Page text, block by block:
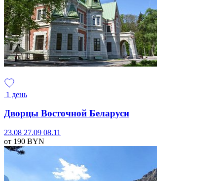
1 день
Дворцы Восточной Беларуси
23.08 27.09 08.11
от 190 BYN